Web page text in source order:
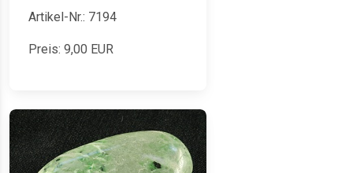
Artikel-Nr.: 7194
Preis: 9,00 EUR